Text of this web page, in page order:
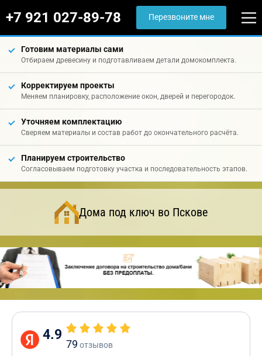
+7 921 027-89-78 Перезвоните мне
Готовим материалы сами
Отбираем древесину и подготавливаем детали домокомплекта.
Корректируем проекты
Меняем планировку, расположение окон, дверей и перегородок.
Уточняем комплектацию
Сверяем материалы и состав работ до окончательного расчёта.
Планируем строительство
Согласовываем подготовку участка и последовательность этапов.
Дома под ключ во Пскове
4.9
79 отзывов